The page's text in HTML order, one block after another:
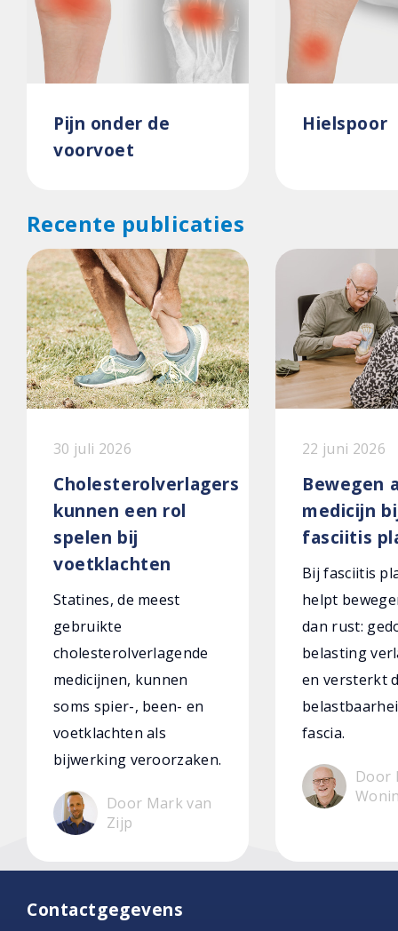
Pijn onder de
voorvoet
Hielspoor
Recente publicaties
30 juli 2026
Cholesterolverlagers
kunnen een rol
spelen bij
voetklachten
Statines, de meest
gebruikte
cholesterolverlagende
medicijnen, kunnen
soms spier-, been- en
voetklachten als
bijwerking veroorzaken.
Door Mark van
Zijp
22 juni 2026
Bewegen
medicijn
fasciitis
Bij fasciitis
helpt
dan rust:
belasting
en versterkt
fascia.
Door
Contactgegevens